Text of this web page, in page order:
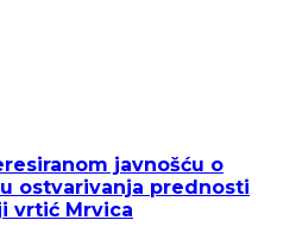
javnošću o
ostvarivanja prednosti
vrtić Mrvica